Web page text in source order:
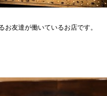
お友達が働いているお店です。